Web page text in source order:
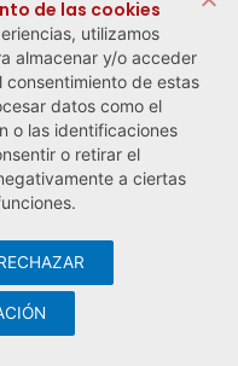
CIRIEC, Victoria
22 a 25
octubre de 2007
→
Social y del Trabajo
privacidad
Visualco
de las cookies
utilizamos
almacenar y/o acceder
consentimiento de estas
datos como el
o las identificaciones
o retirar el
a ciertas